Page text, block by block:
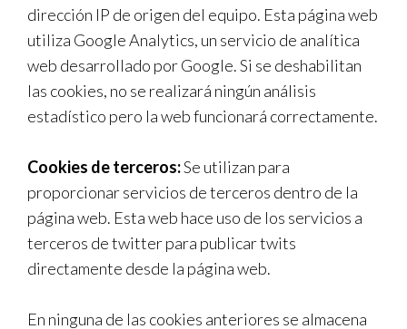
dirección IP de origen del equipo. Esta página web
utiliza Google Analytics, un servicio de analítica
web desarrollado por Google. Si se deshabilitan
las cookies, no se realizará ningún análisis
estadístico pero la web funcionará correctamente.
Cookies de terceros:Se utilizan para
proporcionar servicios de terceros dentro de la
página web. Esta web hace uso de los servicios a
terceros de twitter para publicar twits
directamente desde la página web.
En ninguna de las cookies anteriores se almacena